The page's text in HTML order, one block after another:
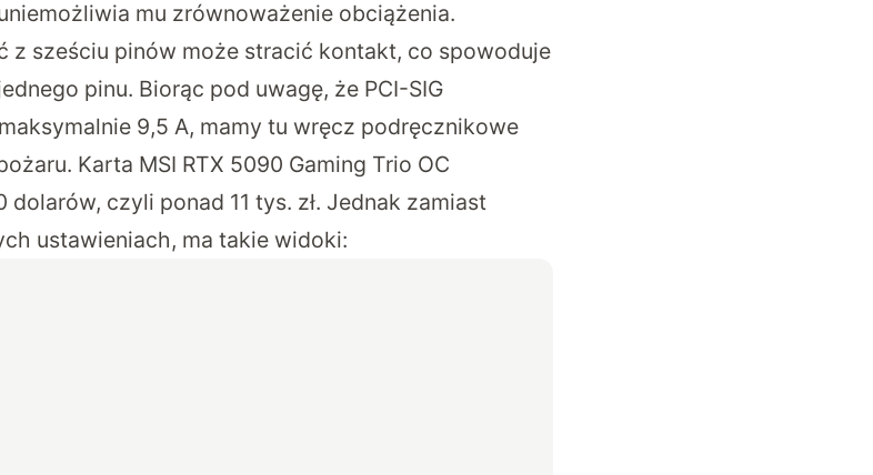
mu zrównoważenie obciążenia.
z sześciu pinów może stracić kontakt, co spowoduje
pinu. Biorąc pod uwagę, że PCI-SIG
9,5 A, mamy tu wręcz podręcznikowe
Karta MSI RTX 5090 Gaming Trio OC
dolarów, czyli ponad 11 tys. zł. Jednak zamiast
ustawieniach, ma takie widoki: